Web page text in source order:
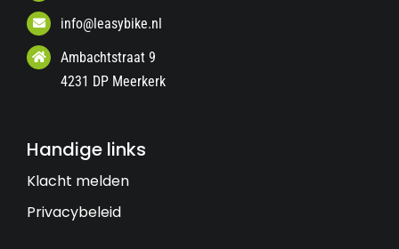
info@leasybike.nl
Ambachtstraat 9
4231 DP Meerkerk
Handige links
Klacht melden
Privacybeleid